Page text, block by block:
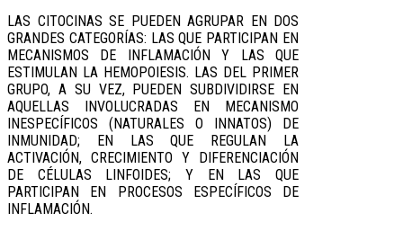
LAS CITOCINAS SE PUEDEN AGRUPAR EN DOS
GRANDES CATEGORÍAS: LAS QUE PARTICIPAN EN
MECANISMOS DE INFLAMACIÓN Y LAS QUE
ESTIMULAN LA HEMOPOIESIS. LAS DEL PRIMER
GRUPO, A SU VEZ, PUEDEN SUBDIVIDIRSE EN
AQUELLAS INVOLUCRADAS EN MECANISMO
INESPECÍFICOS (NATURALES O INNATOS) DE
INMUNIDAD; EN LAS QUE REGULAN LA
ACTIVACIÓN, CRECIMIENTO Y DIFERENCIACIÓN
DE CÉLULAS LINFOIDES; Y EN LAS QUE
PARTICIPAN EN PROCESOS ESPECÍFICOS DE
INFLAMACIÓN.